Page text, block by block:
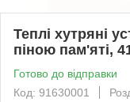
Теплі хутряні
піною пам'яті,
Готово до відправки
Код: 91630001